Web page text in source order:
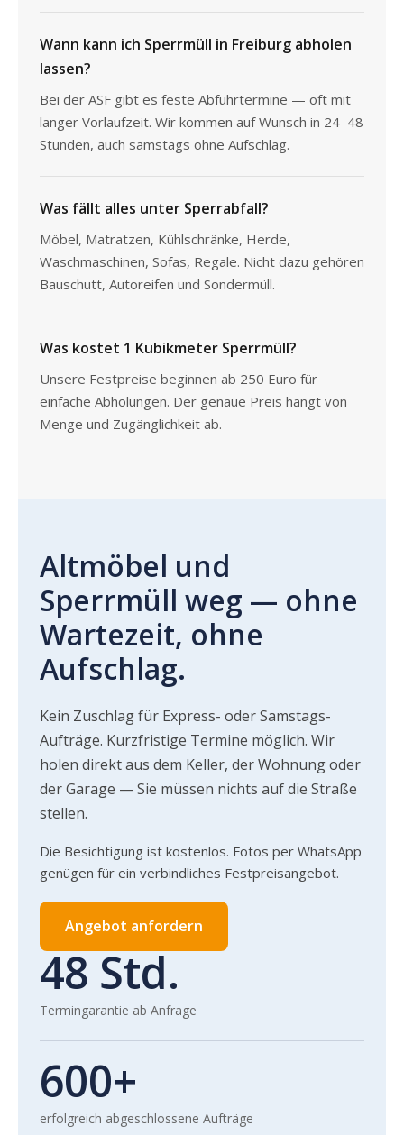
Wann kann ich Sperrmüll in Freiburg abholen
lassen?
Bei der ASF gibt es feste Abfuhrtermine — oft mit
langer Vorlaufzeit. Wir kommen auf Wunsch in 24–48
Stunden, auch samstags ohne Aufschlag.
Was fällt alles unter Sperrabfall?
Möbel, Matratzen, Kühlschränke, Herde,
Waschmaschinen, Sofas, Regale. Nicht dazu gehören
Bauschutt, Autoreifen und Sondermüll.
Was kostet 1 Kubikmeter Sperrmüll?
Unsere Festpreise beginnen ab 250 Euro für
einfache Abholungen. Der genaue Preis hängt von
Menge und Zugänglichkeit ab.
Altmöbel und
Sperrmüll weg — ohne
Wartezeit, ohne
Aufschlag.
Kein Zuschlag für Express- oder Samstags-
Aufträge. Kurzfristige Termine möglich. Wir
holen direkt aus dem Keller, der Wohnung oder
der Garage — Sie müssen nichts auf die Straße
stellen.
Die Besichtigung ist kostenlos. Fotos per WhatsApp
genügen für ein verbindliches Festpreisangebot.
Angebot anfordern
48 Std.
Termingarantie ab Anfrage
600+
erfolgreich abgeschlossene Aufträge